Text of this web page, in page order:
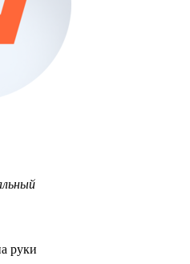
руки